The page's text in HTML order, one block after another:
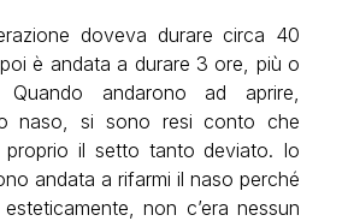
doveva durare circa 40
è andata a durare 3 ore, più o
andarono ad aprire,
naso, si sono resi conto che
proprio il setto tanto deviato. Io
andata a rifarmi il naso perché
non c’era nessun